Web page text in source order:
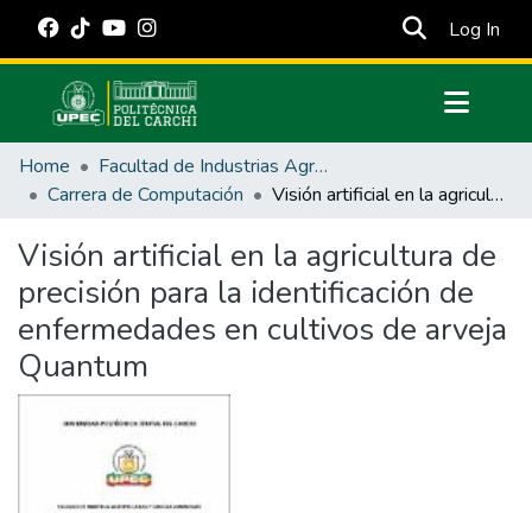
Log In
Communities & Collections
All of DSpace
Estadísticas Externas
Manuales
Home
Facultad de Industrias Agropecuarias y Ciencias Ambientales
Carrera de Computación
Visión artificial en la agricultura de precisión para la identificación de enfermedades en cultivos de arveja Quantum
Visión artificial en la agricultura de
precisión para la identificación de
enfermedades en cultivos de arveja
Quantum